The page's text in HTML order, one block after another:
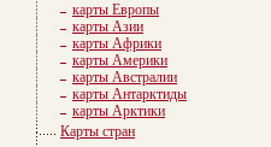
карты Европы
карты Азии
карты Африки
карты Америки
карты Австралии
карты Антарктиды
карты Арктики
Карты стран